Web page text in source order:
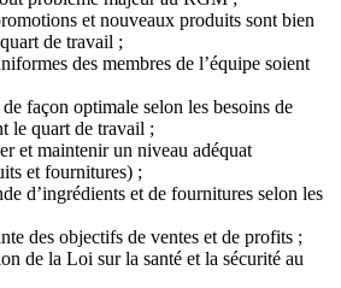
et nouveaux produits sont bien
de travail ;
des membres de l’équipe soient
façon optimale selon les besoins de
le quart de travail ;
et maintenir un niveau adéquat
et fournitures) ;
d’ingrédients et de fournitures selon les
des objectifs de ventes et de profits ;
de la Loi sur la santé et la sécurité au